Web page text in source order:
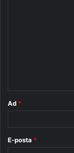
Ad *
E-posta *